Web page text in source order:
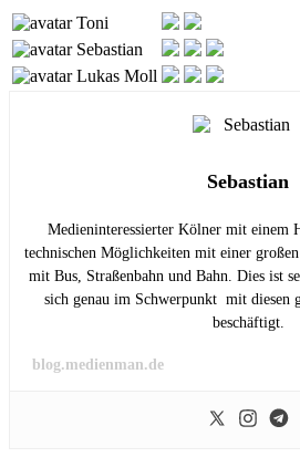
Toni
Sebastian
Lukas Moll
Sebastian
Medieninteressierter Kölner mit einem
technischen Möglichkeiten mit einer
mit Bus, Straßenbahn und Bahn. Dies ist
sich genau im Schwerpunkt mit diesen
beschäftigt.
blog.medienman.de